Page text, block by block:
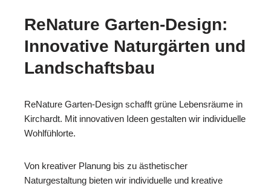
ReNature Garten-Design:
Innovative Naturgärten und
Landschaftsbau
ReNature Garten-Design schafft grüne Lebensräume in
Kirchardt. Mit innovativen Ideen gestalten wir individuelle
Wohlfühlorte.
Von kreativer Planung bis zu ästhetischer
Naturgestaltung bieten wir individuelle und kreative